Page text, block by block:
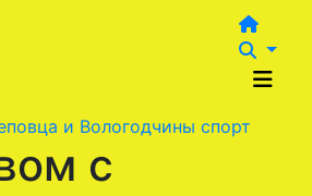
и Вологодчины спорт
с